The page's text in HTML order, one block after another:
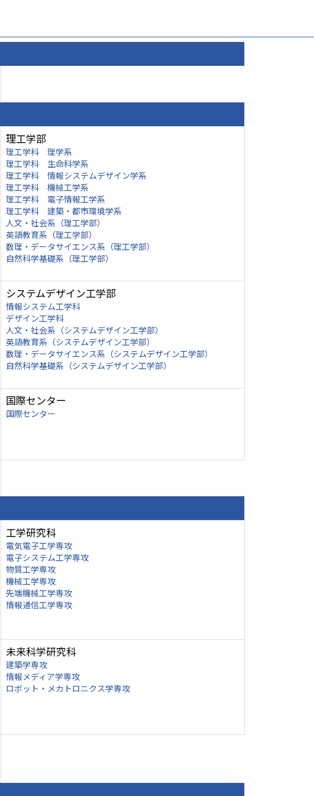
理工学部
理工学科 理学系
理工学科 生命科学系
理工学科 情報システムデザイン学系
理工学科 機械工学系
理工学科 電子情報工学系
理工学科 建築・都市環境学系
人文・社会系（理工学部）
英語教育系（理工学部）
数理・データサイエンス系（理工学部）
自然科学基礎系（理工学部）
システムデザイン工学部
情報システム工学科
デザイン工学科
人文・社会系（システムデザイン工学部）
英語教育系（システムデザイン工学部）
数理・データサイエンス系（システムデザイン工学部）
自然科学基礎系（システムデザイン工学部）
国際センター
国際センター
工学研究科
電気電子工学専攻
電子システム工学専攻
物質工学専攻
機械工学専攻
先端機械工学専攻
情報通信工学専攻
未来科学研究科
建築学専攻
情報メディア学専攻
ロボット・メカトロニクス学専攻